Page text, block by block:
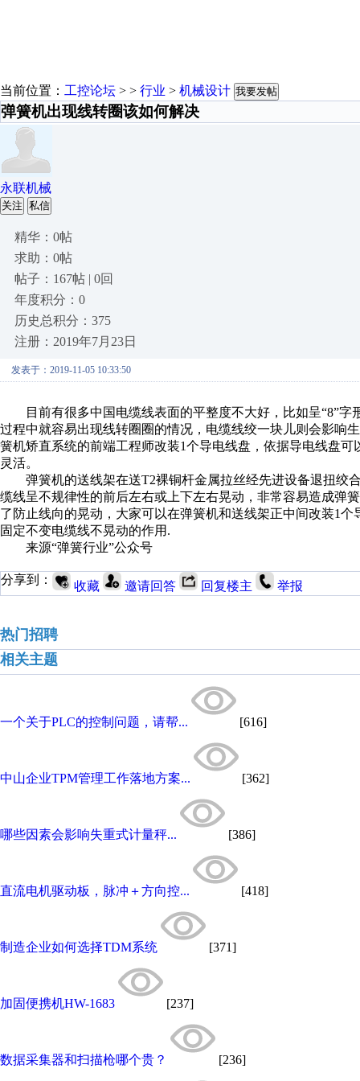
当前位置： 工控论坛 > > 行业 > 机械设计 我要发帖
弹簧机出现线转圈该如何解决
永联机械
关注 私信
精华：0帖
求助：0帖
帖子：167帖 | 0回
年度积分：0
历史总积分：375
注册：2019年7月23日
发表于：2019-11-05 10:33:50
目前有很多中国电缆线表面的平整度不大好，比如呈“8”字
过程中就容易出现线转圈圈的情况，电缆线绞一块儿则会影响
簧机矫直系统的前端工程师改装1个导电线盘，依据导电线盘
灵活。
弹簧机的送线架在送T2裸铜杆金属拉丝经先进设备退扭绞
缆线呈不规律性的前后左右或上下左右晃动，非常容易造成弹
了防止线向的晃动，大家可以在弹簧机和送线架正中间改装1
固定不变电缆线不晃动的作用.
来源“弹簧行业”公众号
分享到： 收藏 邀请回答 回复楼主 举报
热门招聘
相关主题
一个关于PLC的控制问题，请帮... [616]
中山企业TPM管理工作落地方案... [362]
哪些因素会影响失重式计量秤... [386]
直流电机驱动板，脉冲＋方向控... [418]
制造企业如何选择TDM系统 [371]
加固便携机HW-1683 [237]
数据采集器和扫描枪哪个贵？ [236]